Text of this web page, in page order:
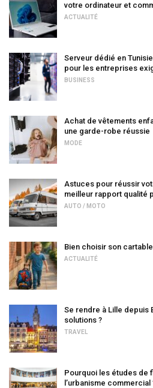
votre ordinateur et
ACTUALITÉ
Serveur dédié en
pour les entreprises
BUSINESS
Achat de vêtements
une garde-robe réussie
MODE
Astuces pour réussir
meilleur rapport qualité
AUTO / MOTO
Bien choisir son
ACTUALITÉ
Se rendre à Lille depuis
solutions ?
TRAVEL
Pourquoi les études de
l’urbanisme commercial